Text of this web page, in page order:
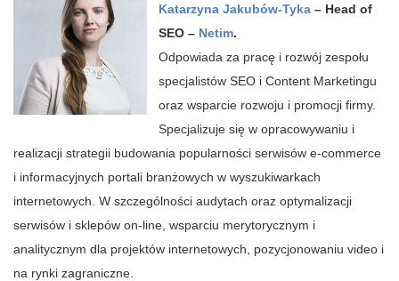
Katarzyna Jakubów-Tyka– Head of
SEO – Netim.
Odpowiada za pracę i rozwój zespołu
specjalistów SEO i Content Marketingu
oraz wsparcie rozwoju i promocji firmy.
Specjalizuje się w opracowywaniu i
realizacji strategii budowania popularności serwisów e-commerce
i informacyjnych portali branżowych w wyszukiwarkach
internetowych. W szczególności audytach oraz optymalizacji
serwisów i sklepów on-line, wsparciu merytorycznym i
analitycznym dla projektów internetowych, pozycjonowaniu video i
na rynki zagraniczne.